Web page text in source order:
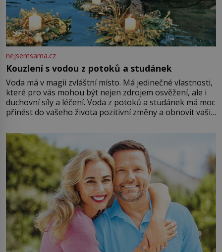
nejsemsama.cz
Kouzlení s vodou z potoků a studánek
Voda má v magii zvláštní místo. Má jedinečné vlastnosti,
které pro vás mohou být nejen zdrojem osvěžení, ale i
duchovní síly a léčení. Voda z potoků a studánek má moc
přinést do vašeho života pozitivní změny a obnovit vaši
můžete obohatit své rituály a přinést do svého života
větší harmonii a klid. Je důležité